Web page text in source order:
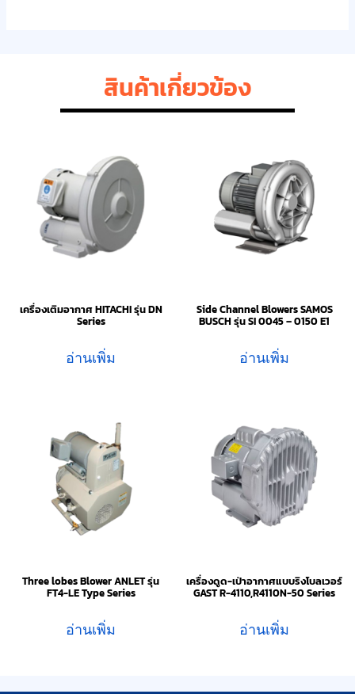
สินค้าเกี่ยวข้อง
เครื่องเติมอากาศ HITACHI รุ่น DN
Series
อ่านเพิ่ม
Side Channel Blowers SAMOS
BUSCH รุ่น SI 0045 – 0150 E1
อ่านเพิ่ม
Three lobes Blower ANLET รุ่น
FT4-LE Type Series
อ่านเพิ่ม
เครื่องดูด-เป่าอากาศแบบริงโบลเวอร์
GAST R-4110,R4110N-50 Series
อ่านเพิ่ม